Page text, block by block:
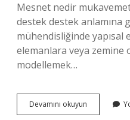
Mesnet nedir
destek destek anlamına
mühendisliğinde yapısal
elemanlara veya zemine
modellemek…
Devamını okuyun Inşaatta
Mesnet